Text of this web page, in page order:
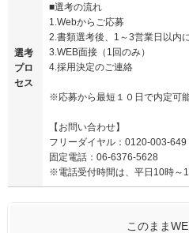
選考
プロ
セス
■選考の流れ
1.Webからご応募
2.書類選考後、1～3営業日以内
3.WEB面接（1回のみ）
4.採用決定のご連絡
※応募から最短１０日で内定可
【お問い合わせ】
フリーダイヤル：0120-003-649
固定電話：06-6376-5628
※電話受付時間は、平日10時～
このまま